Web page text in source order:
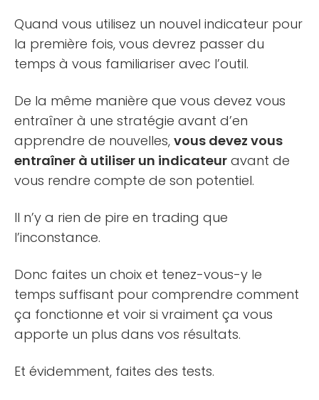
Quand vous utilisez un nouvel indicateur pour
la première fois, vous devrez passer du
temps à vous familiariser avec l’outil.
De la même manière que vous devez vous
entraîner à une stratégie avant d’en
apprendre de nouvelles, vous devez vous
entraîner à utiliser un indicateur avant de
vous rendre compte de son potentiel.
Il n’y a rien de pire en trading que
l’inconstance.
Donc faites un choix et tenez-vous-y le
temps suffisant pour comprendre comment
ça fonctionne et voir si vraiment ça vous
apporte un plus dans vos résultats.
Et évidemment, faites des tests.